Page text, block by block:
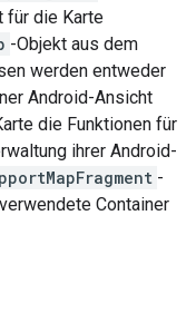
für die Karte
-Objekt aus dem
werden entweder
Android-Ansicht
die Funktionen für
ihrer Android-
-
Container